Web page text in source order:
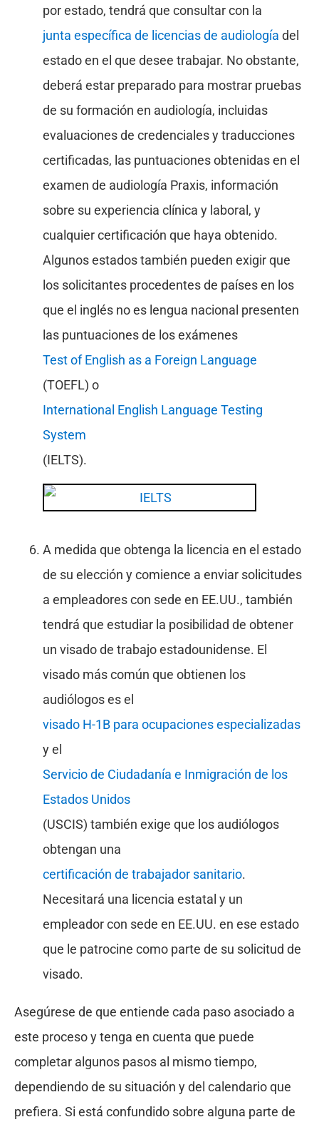
por estado, tendrá que consultar con la
junta específica de licencias de audiología del
estado en el que desee trabajar. No obstante,
deberá estar preparado para mostrar pruebas
de su formación en audiología, incluidas
evaluaciones de credenciales y traducciones
certificadas, las puntuaciones obtenidas en el
examen de audiología Praxis, información
sobre su experiencia clínica y laboral, y
cualquier certificación que haya obtenido.
Algunos estados también pueden exigir que
los solicitantes procedentes de países en los
que el inglés no es lengua nacional presenten
las puntuaciones de los exámenes
Test of English as a Foreign Language
(TOEFL) o
International English Language Testing
System
(IELTS).
A medida que obtenga la licencia en el estado
de su elección y comience a enviar solicitudes
a empleadores con sede en EE.UU., también
tendrá que estudiar la posibilidad de obtener
un visado de trabajo estadounidense. El
visado más común que obtienen los
audiólogos es el
visado H-1B para ocupaciones especializadas
y el
Servicio de Ciudadanía e Inmigración de los
Estados Unidos
(USCIS) también exige que los audiólogos
obtengan una
certificación de trabajador sanitario.
Necesitará una licencia estatal y un
empleador con sede en EE.UU. en ese estado
que le patrocine como parte de su solicitud de
visado.
Asegúrese de que entiende cada paso asociado a
este proceso y tenga en cuenta que puede
completar algunos pasos al mismo tiempo,
dependiendo de su situación y del calendario que
prefiera. Si está confundido sobre alguna parte de